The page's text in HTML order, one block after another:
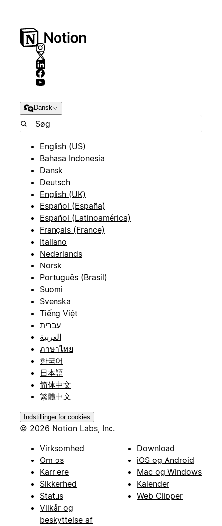
Dansk
English (US)
Bahasa Indonesia
Dansk
Deutsch
English (UK)
Español (España)
Español (Latinoamérica)
Français (France)
Italiano
Nederlands
Norsk
Português (Brasil)
Suomi
Svenska
Tiếng Việt
עברית
العربية
ภาษาไทย
한국어
日本語
简体中文
繁體中文
Indstillinger for cookies
© 2026 Notion Labs, Inc.
Virksomhed
Om os
Karriere
Sikkerhed
Status
Vilkår og
beskyttelse af
Download
iOS og Android
Mac og Windows
Kalender
Web Clipper